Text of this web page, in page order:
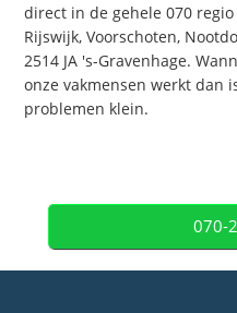
direct in de gehele 070
Rijswijk, Voorschoten,
2514 JA 's-Gravenhage.
onze vakmensen werkt dan
problemen klein.
070-